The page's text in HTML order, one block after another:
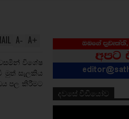
A+
A-
විශේෂ
මුත් සැලකිය
පල කිරීමට
දවසේ වීඩියෝව